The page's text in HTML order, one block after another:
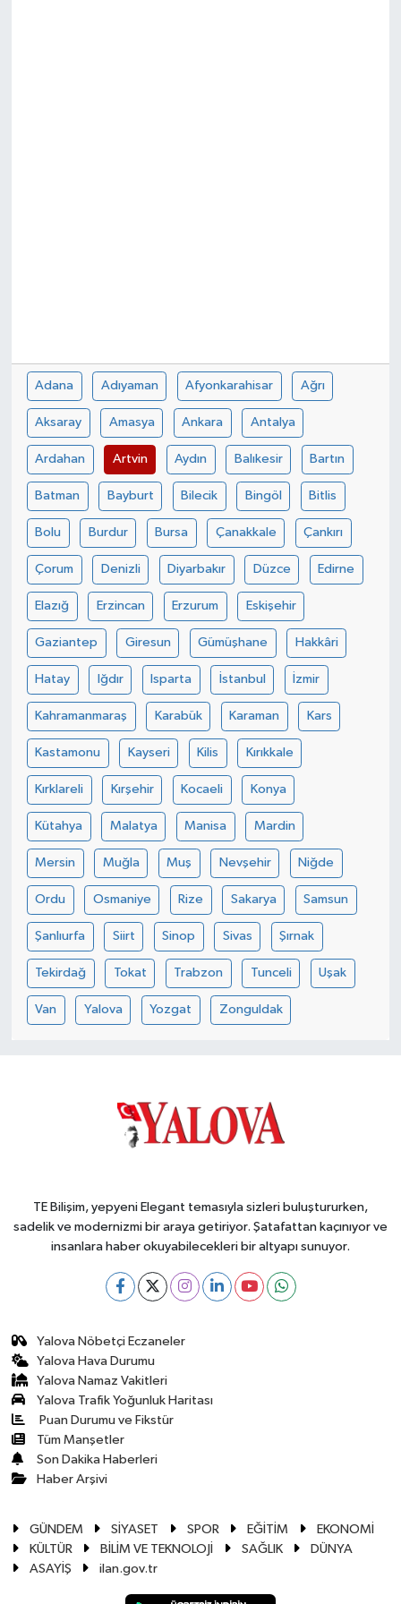
Adana Adıyaman Afyonkarahisar Ağrı
Aksaray Amasya Ankara Antalya
Ardahan Artvin Aydın Balıkesir Bartın
Batman Bayburt Bilecik Bingöl Bitlis
Bolu Burdur Bursa Çanakkale Çankırı
Çorum Denizli Diyarbakır Düzce Edirne
Elazığ Erzincan Erzurum Eskişehir
Gaziantep Giresun Gümüşhane Hakkâri
Hatay Iğdır Isparta İstanbul İzmir
Kahramanmaraş Karabük Karaman Kars
Kastamonu Kayseri Kilis Kırıkkale
Kırklareli Kırşehir Kocaeli Konya
Kütahya Malatya Manisa Mardin
Mersin Muğla Muş Nevşehir Niğde
Ordu Osmaniye Rize Sakarya Samsun
Şanlıurfa Siirt Sinop Sivas Şırnak
Tekirdağ Tokat Trabzon Tunceli Uşak
Van Yalova Yozgat Zonguldak
TE Bilişim, yepyeni Elegant temasıyla sizleri buluştururken,
sadelik ve modernizmi bir araya getiriyor. Şatafattan kaçınıyor ve
insanlara haber okuyabilecekleri bir altyapı sunuyor.
Yalova Nöbetçi Eczaneler
Yalova Hava Durumu
Yalova Namaz Vakitleri
Yalova Trafik Yoğunluk Haritası
Puan Durumu ve Fikstür
Tüm Manşetler
Son Dakika Haberleri
Haber Arşivi
GÜNDEM SİYASET SPOR EĞİTİM
EKONOMİ
KÜLTÜR
BİLİM VE TEKNOLOJİ SAĞLIK
DÜNYA
ASAYİŞ
ilan.gov.tr